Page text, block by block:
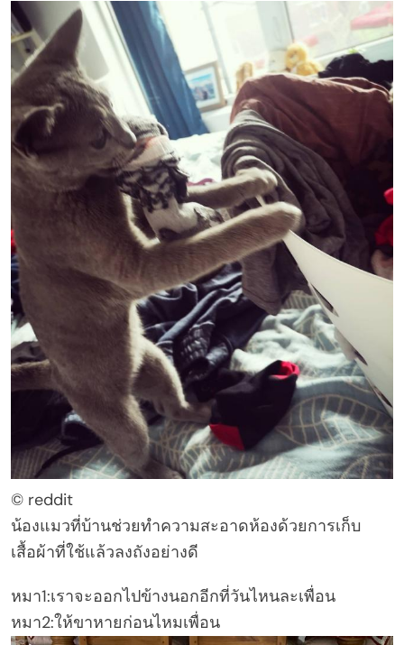
© reddit
น้องแมวที่บ้านช่วยทำความสะอาดห้องด้วยการเก็บ
เสื้อผ้าที่ใช้แล้วลงถังอย่างดี
หมา1:เราจะออกไปข้างนอกอีกที่วันไหนละเพื่อน
หมา2:ให้ขาหายก่อนไหมเพื่อน